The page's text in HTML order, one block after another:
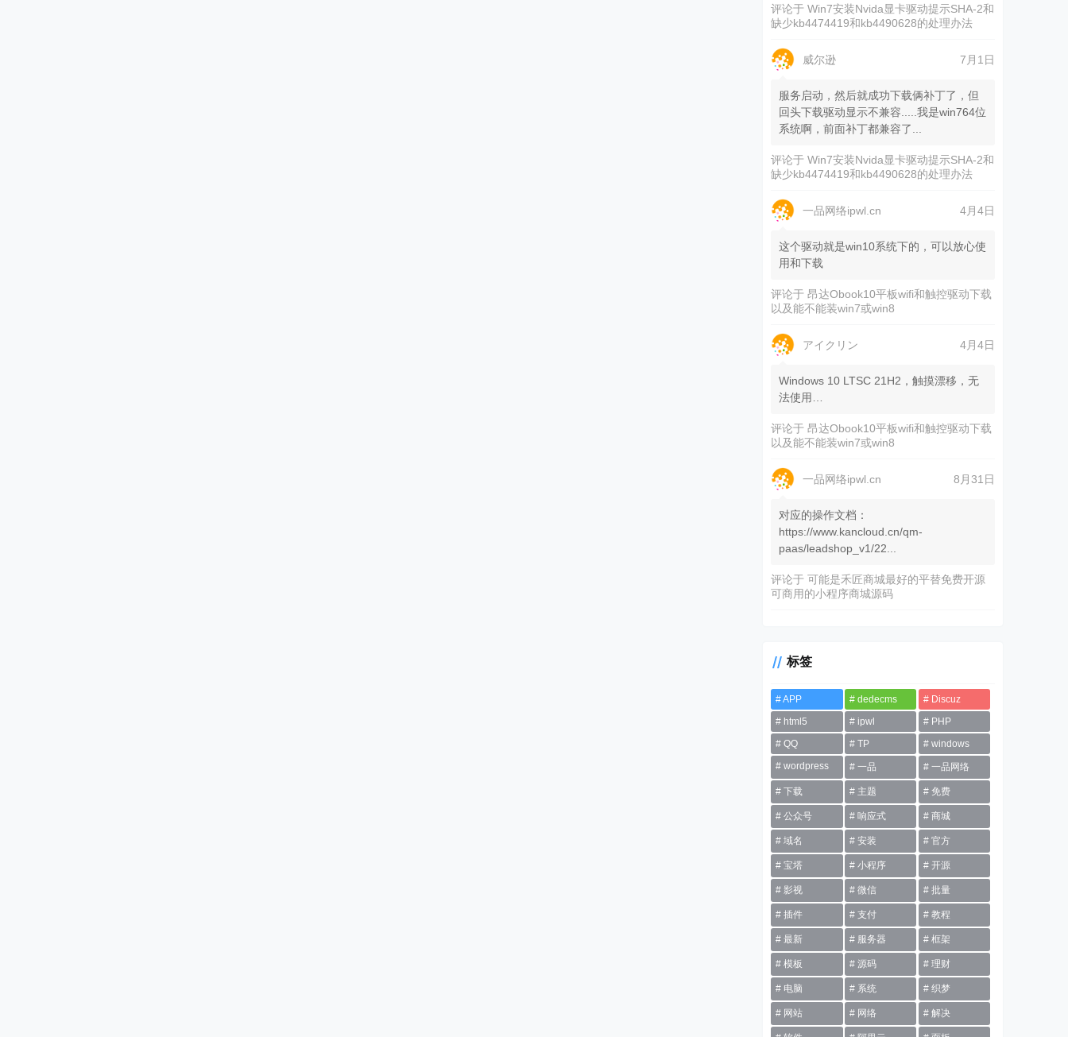
评论于Win7安装Nvida显卡驱动提示SHA-2和
缺少kb4474419和kb4490628的处理办法
威尔逊 7月1日
服务启动，然后就成功下载俩补丁了，但
回头下载驱动显示不兼容.....我是win764位
系统啊，前面补丁都兼容了...
评论于Win7安装Nvida显卡驱动提示SHA-2和
缺少kb4474419和kb4490628的处理办法
一品网络ipwl.cn 4月4日
这个驱动就是win10系统下的，可以放心使
用和下载
评论于昂达Obook10平板wifi和触控驱动下载
以及能不能装win7或win8
アイクリン 4月4日
Windows 10 LTSC 21H2，触摸漂移，无
法使用…
评论于昂达Obook10平板wifi和触控驱动下载
以及能不能装win7或win8
一品网络ipwl.cn 8月31日
对应的操作文档：
https://www.kancloud.cn/qm-
paas/leadshop_v1/22...
评论于可能是禾匠商城最好的平替免费开源
可商用的小程序商城源码
标签
APP dedecms
Discuz
html5
ipwl
PHP
QQ
TP
windows
wordpress
一品 一品网络
下载 主题 免费
公众号 响应式 商城
域名 安装 官方
宝塔 小程序 开源
影视 微信 批量
插件 支付 教程
最新 服务器 框架
模板 源码 理财
电脑 系统 织梦
网站 网络 解决